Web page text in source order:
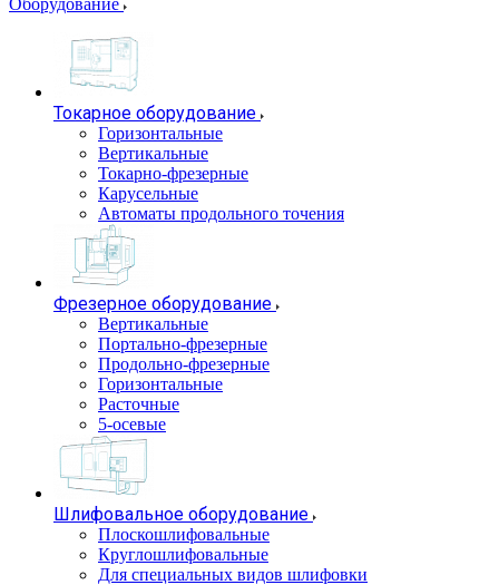
Оборудование
Токарное оборудование
Горизонтальные
Вертикальные
Токарно-фрезерные
Карусельные
Автоматы продольного точения
Фрезерное оборудование
Вертикальные
Портально-фрезерные
Продольно-фрезерные
Горизонтальные
Расточные
5-осевые
Шлифовальное оборудование
Плоскошлифовальные
Круглошлифовальные
Для специальных видов шлифовки